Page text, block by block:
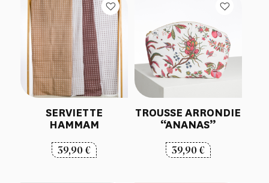
SERVIETTE
HAMMAM
39,90€
TROUSSE ARRONDIE
“ANANAS”
39,90€